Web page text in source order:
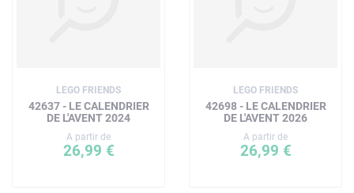
LEGO FRIENDS
42637 - LE CALENDRIER
DE L'AVENT 2024
A partir de
26,99 €
LEGO FRIENDS
42698 - LE CALENDRIER
DE L'AVENT 2026
A partir de
26,99 €